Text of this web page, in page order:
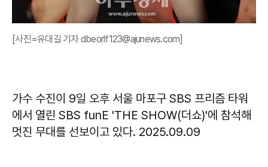
[사진=유대길 기자 dbeorlf123@ajunews.com]
가수 수진이 9일 오후 서울 마포구 SBS 프리즘 타워
에서 열린 SBS funE 'THE SHOW(더쇼)'에 참석해
멋진 무대를 선보이고 있다. 2025.09.09